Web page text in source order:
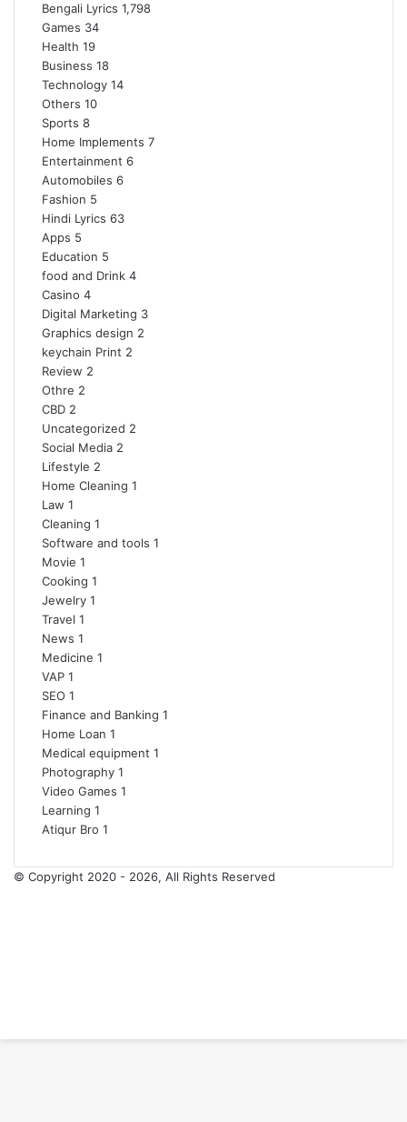
Bengali Lyrics 1,798
Games 34
Health 19
Business 18
Technology 14
Others 10
Sports 8
Home Implements 7
Entertainment 6
Automobiles 6
Fashion 5
Hindi Lyrics 63
Apps 5
Education 5
food and Drink 4
Casino 4
Digital Marketing 3
Graphics design 2
keychain Print 2
Review 2
Othre 2
CBD 2
Uncategorized 2
Social Media 2
Lifestyle 2
Home Cleaning 1
Law 1
Cleaning 1
Software and tools 1
Movie 1
Cooking 1
Jewelry 1
Travel 1
News 1
Medicine 1
VAP 1
SEO 1
Finance and Banking 1
Home Loan 1
Medical equipment 1
Photography 1
Video Games 1
Learning 1
Atiqur Bro 1
© Copyright 2020 - 2026, All Rights Reserved